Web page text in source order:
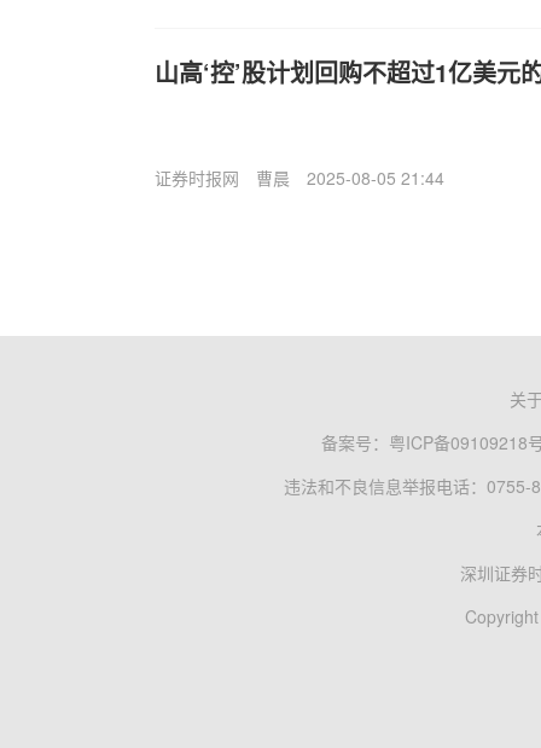
山高‘控’股计划回购不超过1亿美元
证券时报网 曹晨 2025-08-05 21:44
关
备案号： 粤ICP备09109218
违法和不良信息举报电话：0755-
深圳证券